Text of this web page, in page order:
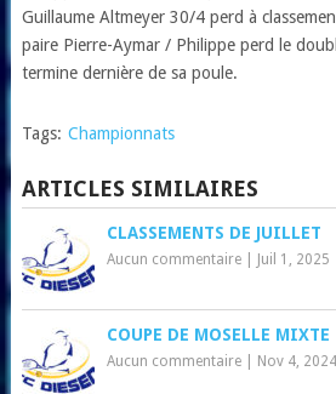
Guillaume Altmeyer 30/4 perd à
paire Pierre-Aymar / Philippe perd le
termine dernière de sa poule.
Tags: Championnats
ARTICLES SIMILAIRES
CLASSEMENTS DE JUILLET
Aucun commentaire| Juil 1, 2025
COUPE DE MOSELLE MIXTE
Aucun commentaire| Nov 4, 2024